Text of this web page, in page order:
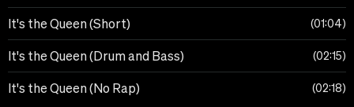
It's the Queen (Short) 01:04
It's the Queen (Drum and Bass) 02:15
It's the Queen (No Rap) 02:18